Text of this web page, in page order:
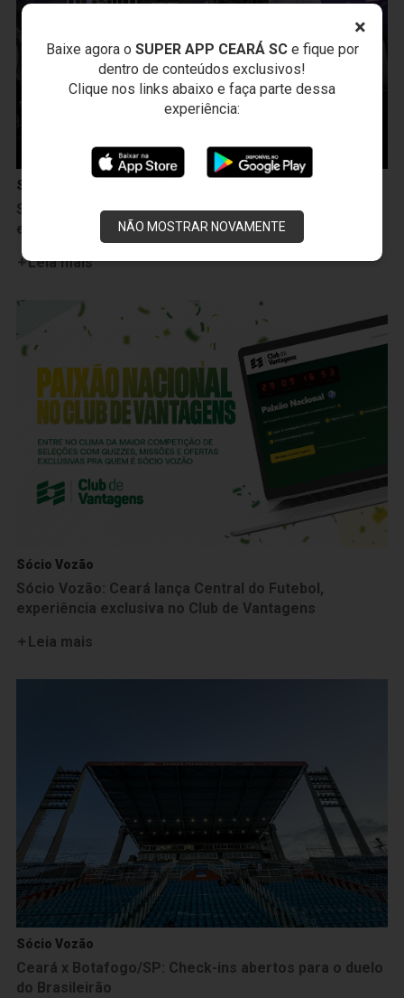
×
Baixe agora o SUPER APP CEARÁ SCe fique por
dentro de conteúdos exclusivos!
Clique nos links abaixo e faça parte dessa
experiência:
NÃO MOSTRAR NOVAMENTE
Sócio Vozão
Sócio Vozão lança condições especiais para adesões
e renovações na reta final de 2026
Leia mais
Sócio Vozão
Sócio Vozão: Ceará lança Central do Futebol,
experiência exclusiva no Club de Vantagens
Leia mais
Sócio Vozão
Ceará x Botafogo/SP: Check-ins abertos para o duelo
do Brasileirão